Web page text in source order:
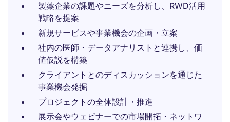
製薬企業の課題やニーズを分析し、RWD活用
戦略を提案
新規サービスや事業機会の企画・立案
社内の医師・データアナリストと連携し、価
値仮説を構築
クライアントとのディスカッションを通じた
事業機会発掘
プロジェクトの全体設計・推進
展示会やウェビナーでの市場開拓・ネットワ